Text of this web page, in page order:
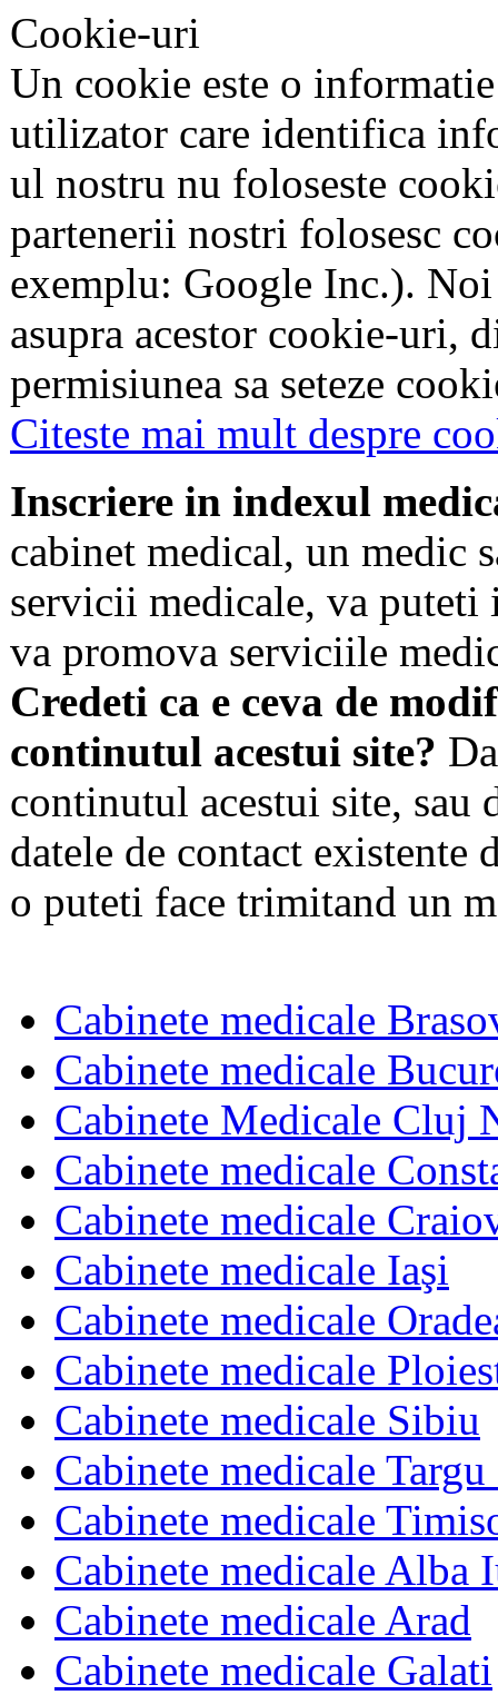
Cookie-uri
Un cookie este o
utilizator care identifica
ul nostru nu foloseste
partenerii nostri folosesc
exemplu: Google Inc.).
asupra acestor cookie-uri,
permisiunea sa seteze
Citeste mai mult despre
Inscriere in indexul
cabinet medical, un medic
servicii medicale, va puteti
va promova serviciile
Credeti ca e ceva de
continutul acestui site?
continutul acestui site, sau
datele de contact existente
o puteti face trimitand un
Cabinete medicale
Cabinete medicale
Cabinete Medicale Cluj
Cabinete medicale
Cabinete medicale
Cabinete medicale Iaşi
Cabinete medicale
Cabinete medicale
Cabinete medicale Sibiu
Cabinete medicale
Cabinete medicale
Cabinete medicale Alba
Cabinete medicale Arad
Cabinete medicale Galati